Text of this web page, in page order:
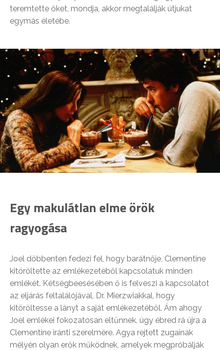
teremtette őket, mondja, akkor megtalálják útjukat
egymás életébe.
Egy makulátlan elme örök
ragyogása
Joel döbbenten fedezi fel, hogy barátnője, Clementine
kitöröltette az emlékezetéből kapcsolatuk minden
emlékét. Kétségbeesésében ő is felveszi a kapcsolatot
az eljárás feltalálójával, Dr. Mierzwiakkal, hogy
kitöröltesse a lányt a saját emlékezetéből. Ám ahogy
Joel emlékei fokozatosan eltűnnek, úgy ébred rá újra a
Clementine iránti szerelmére. Agya rejtett zugainak
mélyén olyan erők működnek, amelyek megpróbálják